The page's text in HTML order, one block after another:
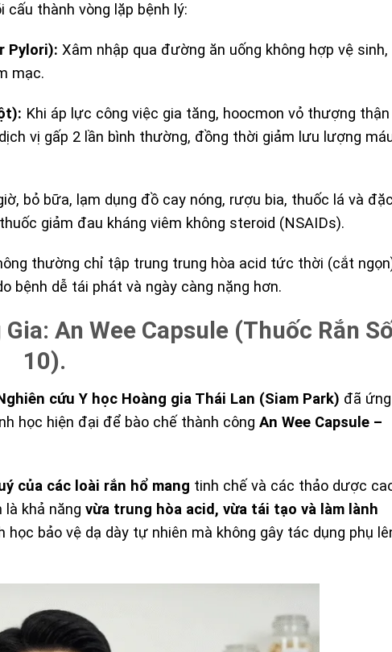
thành vòng lặp bệnh lý:
Pylori): Xâm nhập qua đường ăn uống không hợp vệ sinh,
mạc.
Khi áp lực công việc gia tăng, hoocmon vỏ thượng thận
vị gấp 2 lần bình thường, đồng thời giảm lưu lượng
bỏ bữa, lạm dụng đồ cay nóng, rượu bia, thuốc lá và đặc
giảm đau kháng viêm không steroid (NSAIDs).
thường chỉ tập trung trung hòa acid tức thời (cắt
bệnh dễ tái phát và ngày càng nặng hơn.
An Wee Capsule (Thuốc Rắn
10).
cứu Y học Hoàng gia Thái Lan (Siam Park) đã ứng
học hiện đại để bào chế thành công An Wee Capsule –
của các loài rắn hổ mang tinh chế và các thảo dược
khả năng vừa trung hòa acid, vừa tái tạo và làm lành
học bảo vệ dạ dày tự nhiên mà không gây tác dụng phụ